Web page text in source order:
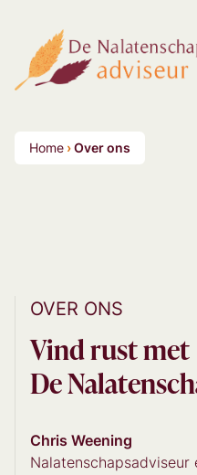
Home ›Over ons
OVER ONS
Vind rust met
De
Chris Weening
Nalatenschapsadviseur